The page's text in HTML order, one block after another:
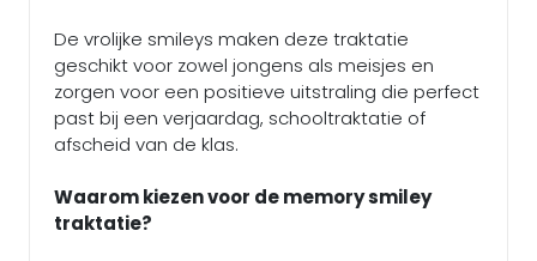
De vrolijke smileys maken deze traktatie
geschikt voor zowel jongens als meisjes en
zorgen voor een positieve uitstraling die perfect
past bij een verjaardag, schooltraktatie of
afscheid van de klas.
Waarom kiezen voor de memory smiley
traktatie?